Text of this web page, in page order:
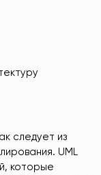
следует из
UML
которые